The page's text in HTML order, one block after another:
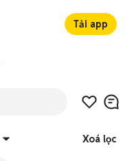
Tải app
Xoá lọc